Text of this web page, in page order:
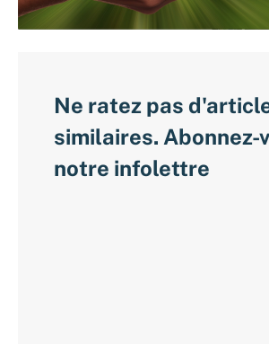
Ne ratez pas
similaires. Abonnez-
notre infolettre